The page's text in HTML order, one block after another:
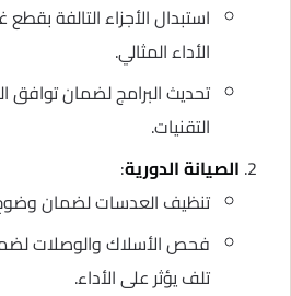
استبدال الأجزاء التالفة
الأداء المثالي.
تحديث البرامج لضمان توافق
التقنيات.
الصيانة الدورية:
تنظيف العدسات لضمان
فحص الأسلاك والوصلات
تلف يؤثر على الأداء.